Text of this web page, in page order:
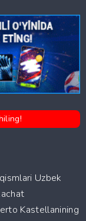
Uzbek
Kastellanining